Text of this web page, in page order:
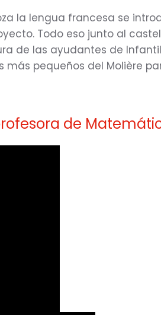
la lengua francesa se
Todo eso junto al
de las ayudantes de
más pequeños del Molière
de